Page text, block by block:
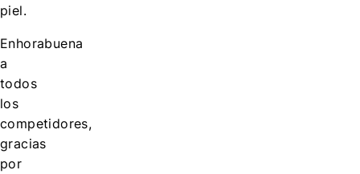
piel.
Enhorabuena
a
todos
los
competidores,
gracias
por